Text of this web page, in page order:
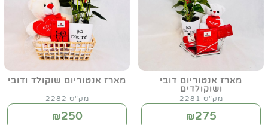
מארז אנטוריום דובי
ושוקולדים
מק"ט 2281
₪275
מארז אנטוריום שוקולד ודובי
מק"ט 2282
₪250